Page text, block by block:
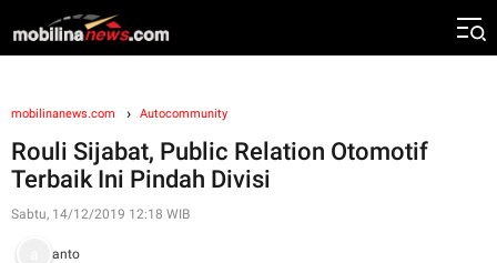
mobilinanews.com Autocommunity
Rouli Sijabat, Public Relation Otomotif
Terbaik Ini Pindah Divisi
Sabtu, 14/12/2019 12:18 WIB
anto